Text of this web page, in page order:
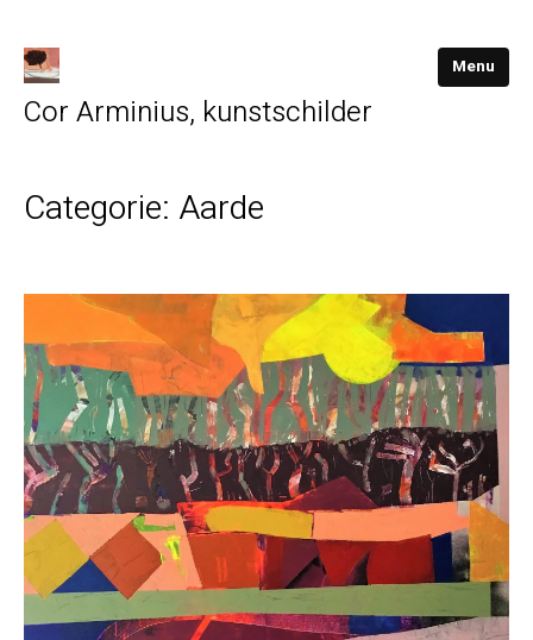
Cor Arminius, kunstschilder
Menu
Categorie: Aarde